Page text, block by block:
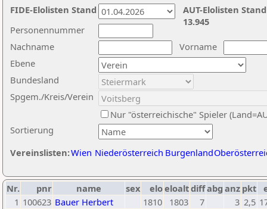
Nachname
Vorname
Ebene
Sortierung
Personennummer
Bundesland
Spgem./Kreis/Verein
Nur "österreichische" Spieler
Vereinslisten:Wien Niederösterreich Burgenland
AUT-Elolisten
13.945
FIDE-Elolisten Stand
Nr. pnr name sex eloeloaltdiffabg anz pkt
1 100623 Bauer Herbert 1810 1803 7 3 2,5